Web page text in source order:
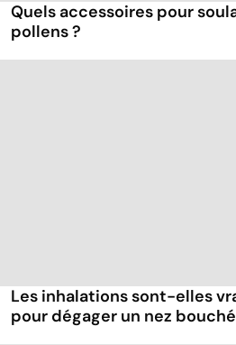
Quels accessoires pour
pollens ?
Les inhalations sont-elles
pour dégager un nez